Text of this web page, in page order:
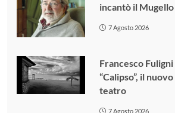
incantò il Mugello
7 Agosto 2026
Francesco
“Calipso”, il
teatro
7 Agosto 2026